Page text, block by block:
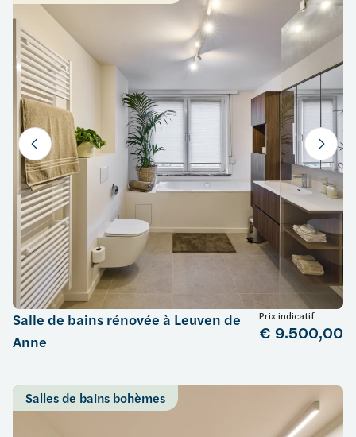
Salle de bains rénovée à Leuven de
Anne
Prix indicatif
€ 9.500,00
Salles de bains bohèmes